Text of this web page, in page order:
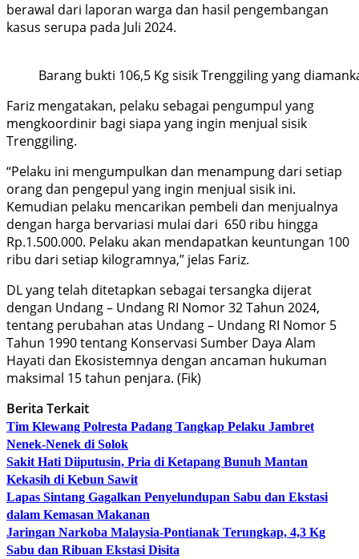
berawal dari laporan warga dan hasil pengembangan
kasus serupa pada Juli 2024.
Barang bukti 106,5 Kg sisik Trenggiling yang
Fariz mengatakan, pelaku sebagai pengumpul yang
mengkoordinir bagi siapa yang ingin menjual sisik
Trenggiling.
“Pelaku ini mengumpulkan dan menampung dari setiap
orang dan pengepul yang ingin menjual sisik ini.
Kemudian pelaku mencarikan pembeli dan menjualnya
dengan harga bervariasi mulai dari 650 ribu hingga
Rp.1.500.000. Pelaku akan mendapatkan keuntungan 100
ribu dari setiap kilogramnya,” jelas Fariz.
DL yang telah ditetapkan sebagai tersangka dijerat
dengan Undang – Undang RI Nomor 32 Tahun 2024,
tentang perubahan atas Undang – Undang RI Nomor 5
Tahun 1990 tentang Konservasi Sumber Daya Alam
Hayati dan Ekosistemnya dengan ancaman hukuman
maksimal 15 tahun penjara. (Fik)
Berita Terkait
Tim Klewang Polresta Padang Tangkap Pelaku Jambret
Nenek-Nenek di Solok
Sakit Hati Diiputusin, Pria di Ketapang Bunuh Mantan
Kekasih di Kebun Sawit
Lapas Sintang Gagalkan Penyelundupan Sabu dan Ekstasi
dalam Kemasan Makanan
Jaringan Narkoba Malaysia-Pontianak Terungkap, 4,3 Kg
Sabu dan Ribuan Ekstasi Disita